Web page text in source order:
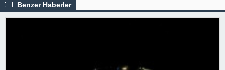
Benzer Haberler